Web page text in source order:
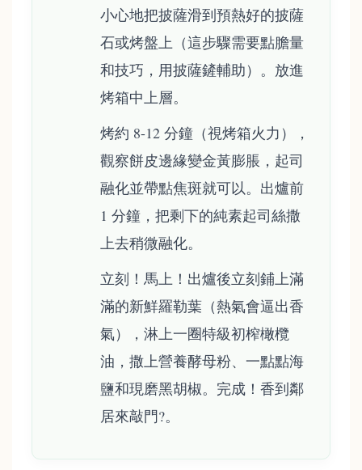
小心地把披薩滑到預熱好的披薩
石或烤盤上（這步驟需要點膽量
和技巧，用披薩鏟輔助）。放進
烤箱中上層。
烤約 8-12 分鐘（視烤箱火力），
觀察餅皮邊緣變金黃膨脹，起司
融化並帶點焦斑就可以。出爐前
1 分鐘，把剩下的純素起司絲撒
上去稍微融化。
立刻！馬上！出爐後立刻鋪上滿
滿的新鮮羅勒葉（熱氣會逼出香
氣），淋上一圈特級初榨橄欖
油，撒上營養酵母粉、一點點海
鹽和現磨黑胡椒。完成！香到鄰
居來敲門?。